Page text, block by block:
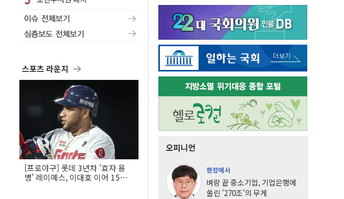
스포츠 라운지
[프로야구] 롯데 3년차 '효자 용
병' 레이예스, 이대호 이어 15년
트레이드데스크·웬디스↓
오피니언
현장에서
벼랑 끝 중소기업, 기업은행에
쏠린 '270조'의 무게